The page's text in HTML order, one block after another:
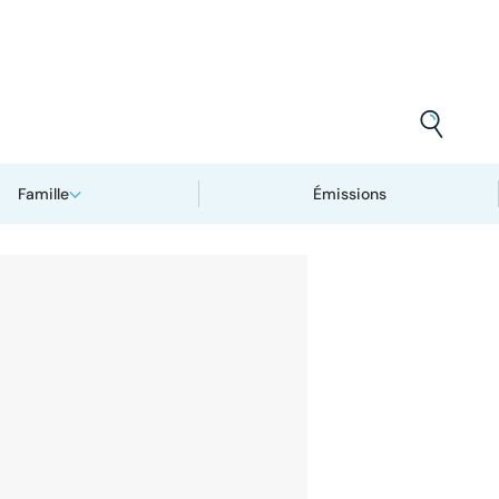
Famille Émissions